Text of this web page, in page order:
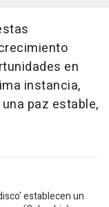
en
instancia,
paz estable,
establecen un